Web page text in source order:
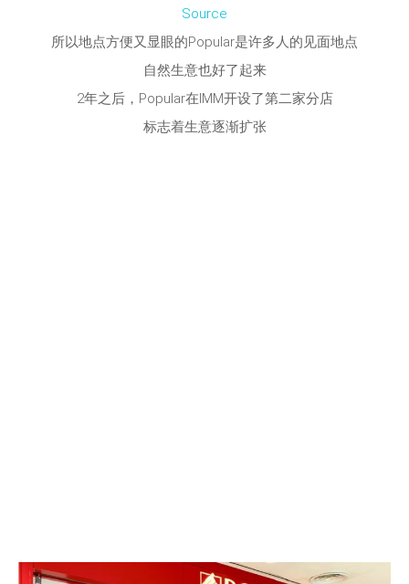
Source
所以地点方便又显眼的Popular是许多人的见面地点
自然生意也好了起来
2年之后，Popular在IMM开设了第二家分店
标志着生意逐渐扩张